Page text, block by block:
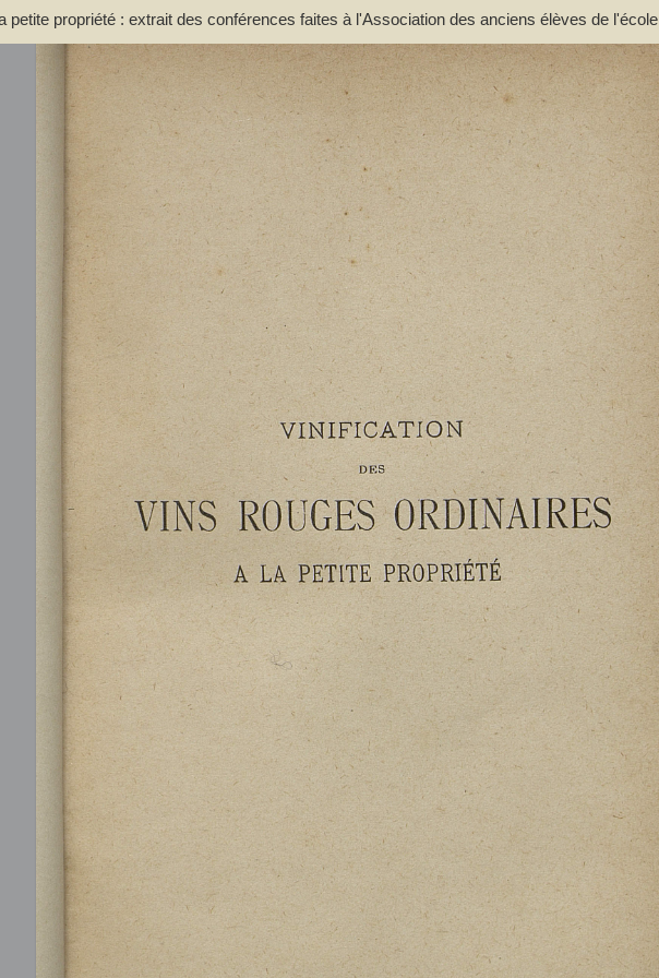
petite propriété : extrait des conférences faites à l'Association des anciens élèves de l'école
A. Lacassagne,... - Lacassagne, A.. Auteur